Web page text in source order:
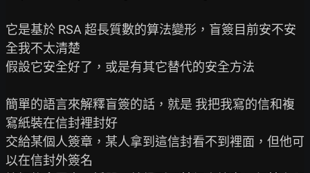
它是基於 RSA 超長質數的算法變形，盲簽目前安不安
全我不太清楚
假設它安全好了，或是有其它替代的安全方法
簡單的語言來解釋盲簽的話，就是 我把我寫的信和複
寫紙裝在信封裡封好
交給某個人簽章，某人拿到這信封看不到裡面，但他可
以在信封外簽名